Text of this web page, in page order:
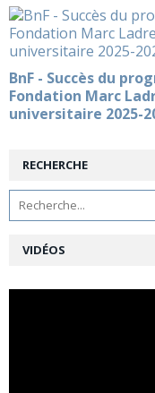
BnF - Succès du
Fondation Marc
universitaire 2025-
RECHERCHE
VIDÉOS